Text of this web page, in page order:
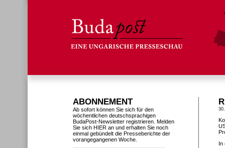
In
ABONNEMENT
Ab sofort können Sie sich für den
wöchentlichen deutschsprachigen
BudaPost-Newsletter registrieren. Melden
Sie sich HIER an und erhalten Sie noch
einmal gebündelt die Presseberichte der
vorangegangenen Woche.